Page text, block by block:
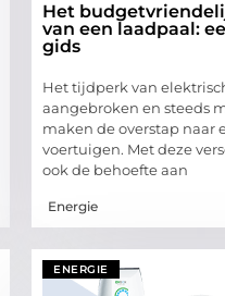
Het
van een laadpaal:
gids
Het tijdperk van
aangebroken en steeds
maken de overstap naar
voertuigen. Met deze
ook de behoefte aan
Energie
ENERGIE